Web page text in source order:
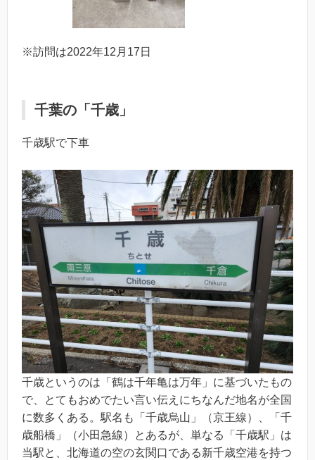
※訪問は2022年12月17日
千葉の「千歳」
千歳駅で下車
千歳というのは「鶴は千年亀は万年」に基づいたもの
で、とてもおめでたい言い伝えにちなんだ地名が全国
に数多くある。駅名も「千歳烏山」（京王線）、「千
歳船橋」（小田急線）とあるが、単なる「千歳駅」は
当駅と、北海道の空の玄関口である新千歳空港を持つ